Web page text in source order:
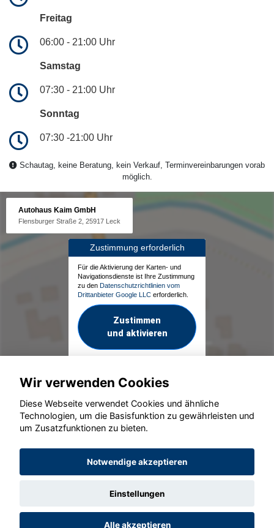
Freitag
06:00 - 21:00 Uhr
Samstag
07:30 - 21:00 Uhr
Sonntag
07:30 -21:00 Uhr
Schautag, keine Beratung, kein Verkauf, Terminvereinbarungen vorab
möglich.
Autohaus Kaim GmbH
Flensburger Straße 2, 25917 Leck
Zustimmung erforderlich
Für die Aktivierung der Karten- und
Navigationsdienste ist Ihre Zustimmung
zu den Datenschutzrichtlinien vom
Drittanbieter Google LLC erforderlich.
Zustimmen
und aktivieren
© konjunkturmotor.de GmbH 2020 - 2026
Wir verwenden Cookies
Diese Webseite verwendet Cookies und ähnliche
Technologien, um die Basisfunktion zu gewährleisten und
um Zusatzfunktionen zu bieten.
Notwendige akzeptieren
Einstellungen
Alle akzeptieren